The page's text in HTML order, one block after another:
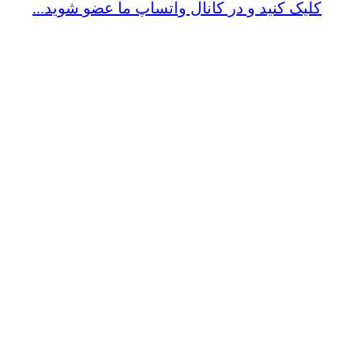
کلیک کنید و در کانال واتساپ ما عضو شوید...